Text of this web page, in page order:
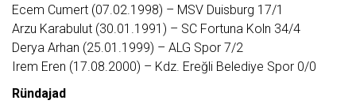
Ecem Cumert (07.02.1998) – MSV Duisburg 17/1
Arzu Karabulut (30.01.1991) – SC Fortuna Koln 34/4
Derya Arhan (25.01.1999) – ALG Spor 7/2
Irem Eren (17.08.2000) – Kdz. Ereğli Belediye Spor 0/0
Ründajad